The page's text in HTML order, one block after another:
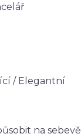
/ Elegantní
na